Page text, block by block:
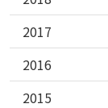
2017
2016
2015